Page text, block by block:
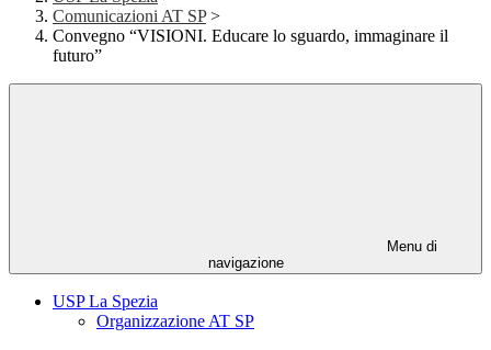
Comunicazioni AT SP >
Convegno “VISIONI. Educare lo sguardo, immaginare il
futuro”
Menu di
navigazione
USP La Spezia
Organizzazione AT SP